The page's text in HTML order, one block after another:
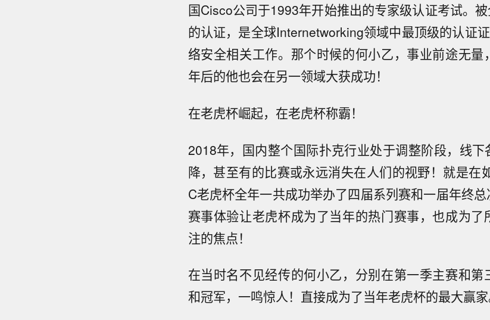
国Cisco公司于1993年开始推出的专家级认证考试。
的认证，是全球Internetworking领域中最顶级的认证
络安全相关工作。那个时候的何小乙，事业前途无量
年后的他也会在另一领域大获成功！
在老虎杯崛起，在老虎杯称霸！
2018年，国内整个国际扑克行业处于调整阶段，线
降，甚至有的比赛或永远消失在人们的视野！就是在
C老虎杯全年一共成功举办了四届系列赛和一届年终
赛事体验让老虎杯成为了当年的热门赛事，也成为了
注的焦点！
在当时名不见经传的何小乙，分别在第一季主赛和第
和冠军，一鸣惊人！直接成为了当年老虎杯的最大赢家